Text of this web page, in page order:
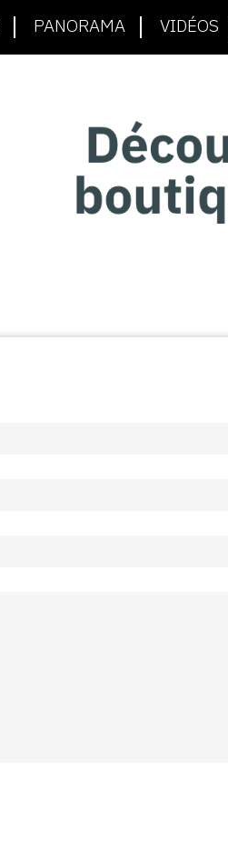
PANORAMA VIDÉOS